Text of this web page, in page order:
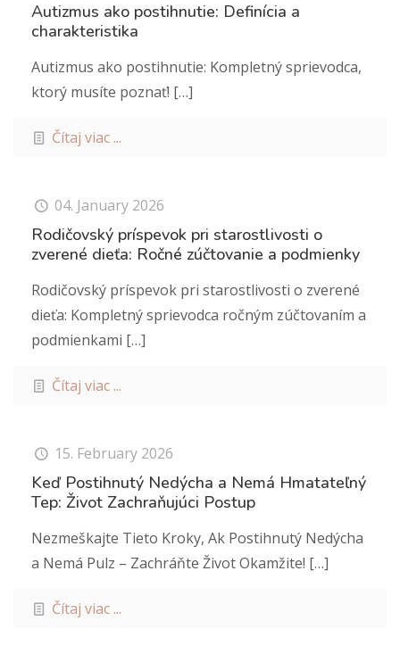
Autizmus ako postihnutie: Definícia a
charakteristika
Autizmus ako postihnutie: Kompletný sprievodca,
ktorý musíte poznať! […]
Čítaj viac ...
04. January 2026
Rodičovský príspevok pri starostlivosti o
zverené dieťa: Ročné zúčtovanie a podmienky
Rodičovský príspevok pri starostlivosti o zverené
dieťa: Kompletný sprievodca ročným zúčtovaním a
podmienkami […]
Čítaj viac ...
15. February 2026
Keď Postihnutý Nedýcha a Nemá Hmatateľný
Tep: Život Zachraňujúci Postup
Nezmeškajte Tieto Kroky, Ak Postihnutý Nedýcha
a Nemá Pulz – Zachráňte Život Okamžite! […]
Čítaj viac ...